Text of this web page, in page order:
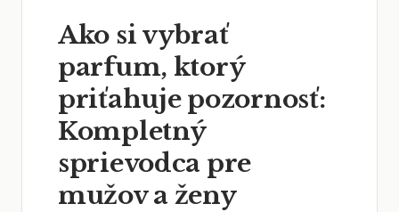
Ako si vybrať
parfum, ktorý
priťahuje pozornosť:
Kompletný
sprievodca pre
mužov a ženy